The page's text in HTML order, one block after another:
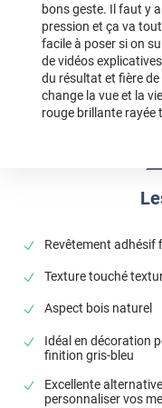
Revêtement
Texture touché
Aspect bois naturel
Idéal en décoration
finition gris-bleu
Excellente
personnaliser vos
bons geste. Il faut y
pression et ça va
facile à poser si on
de vidéos
du résultat et fière
change la vue et la
rouge brillante rayée